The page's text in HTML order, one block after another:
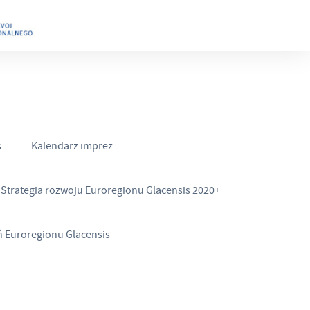
Kalendarz imprez
Strategia rozwoju Euroregionu Glacensis 2020+
Euroregionu Glacensis